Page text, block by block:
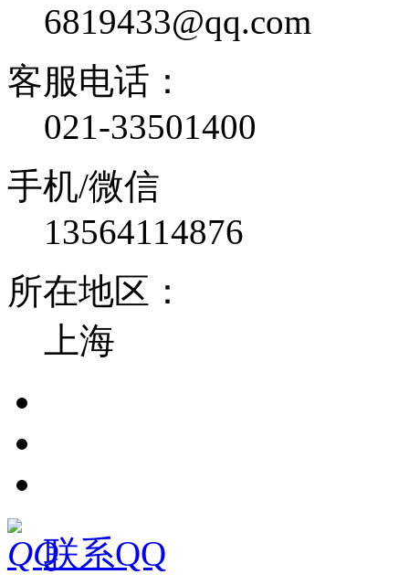
6819433@qq.com
客服电话：
021-33501400
手机/微信
13564114876
所在地区：
上海
联系QQ